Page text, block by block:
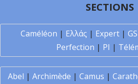
SECTIONS
Caméléon | Ελλάς | Expert|
Perfection | PI |
Abel | Archimède | Camus |